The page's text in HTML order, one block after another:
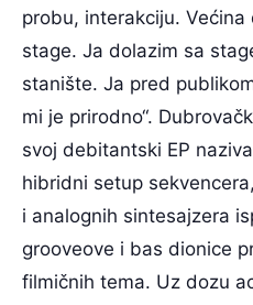
probu, interakciju.
stage. Ja dolazim sa
stanište. Ja pred
mi je prirodno“.
svoj debitantski EP
hibridni setup
i analognih sintesajzera
grooveove i bas dionice
filmičnih tema. Uz dozu